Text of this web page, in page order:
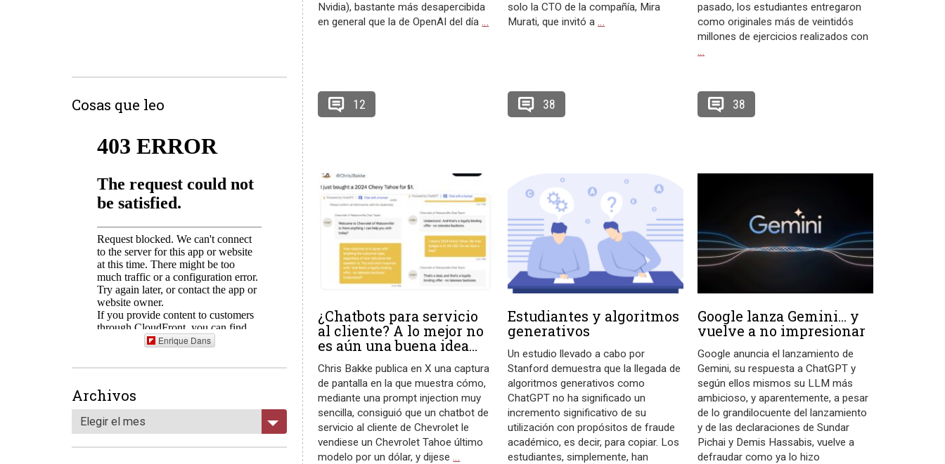
Nvidia), bastante más desapercibida
en general que la de OpenAI del día…
12
solo la CTO de la compañía, Mira
Murati, que invitó a…
38
pasado, los estudiantes entregaron
como originales más de veintidós
millones de ejercicios realizados con
…
38
¿Chatbots para servicio
al cliente? A lo mejor no
es aún una buena idea…
Chris Bakke publica en X una captura
de pantalla en la que muestra cómo,
mediante una prompt injection muy
sencilla, consiguió que un chatbot de
servicio al cliente de Chevrolet le
vendiese un Chevrolet Tahoe último
modelo por un dólar, y dijese…
Estudiantes y algoritmos
generativos
Un estudio llevado a cabo por
Stanford demuestra que la llegada de
algoritmos generativos como
ChatGPT no ha significado un
incremento significativo de su
utilización con propósitos de fraude
académico, es decir, para copiar. Los
estudiantes, simplemente, han
Google lanza Gemini… y
vuelve a no impresionar
Google anuncia el lanzamiento de
Gemini, su respuesta a ChatGPT y
según ellos mismos su LLM más
ambicioso, y aparentemente, a pesar
de lo grandilocuente del lanzamiento
y de las declaraciones de Sundar
Pichai y Demis Hassabis, vuelve a
defraudar como ya lo hizo
Cosas que leo
Enrique Dans
Archivos
Elegir el mes